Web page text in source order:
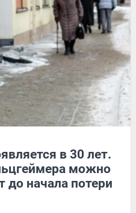
в 30 лет.
можно
до начала потери